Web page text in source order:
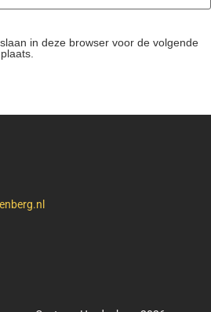
in deze browser voor de volgende